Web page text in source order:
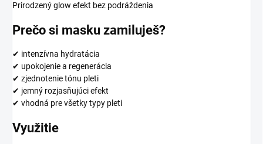
Prirodzený glow efekt bez podráždenia
Prečo si masku zamiluješ?
✔ intenzívna hydratácia
✔ upokojenie a regenerácia
✔ zjednotenie tónu pleti
✔ jemný rozjasňujúci efekt
✔ vhodná pre všetky typy pleti
Využitie